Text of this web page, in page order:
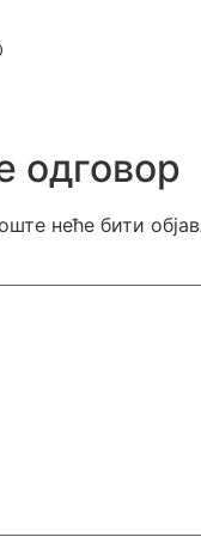
одговор
неће бити